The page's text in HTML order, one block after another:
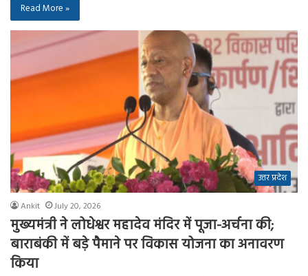
Read More »
उत्तर प्रदेश
Ankit July 20, 2026
मुख्यमंत्री ने लोधेश्वर महादेव मंदिर में पूजा-अर्चना की;
बाराबंकी में बड़े पैमाने पर विकास योजना का अनावरण
किया